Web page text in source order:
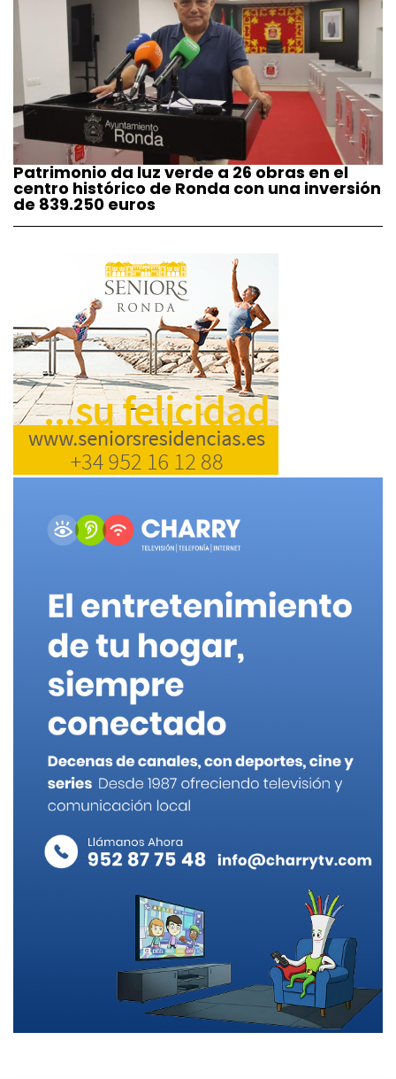
Patrimonio da luz verde a 26 obras en el
centro histórico de Ronda con una inversión
de 839.250 euros